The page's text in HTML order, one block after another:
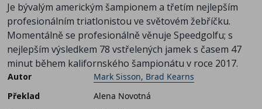
Je bývalým americkým šampionem a třetím nejlepším
profesionálním triatlonistou ve světovém žebříčku.
Momentálně se profesionálně věnuje Speedgolfu; s
nejlepším výsledkem 78 vstřelených jamek s časem 47
minut během kalifornského šampionátu v roce 2017.
Autor
Mark Sisson, Brad Kearns
Překlad
Alena Novotná